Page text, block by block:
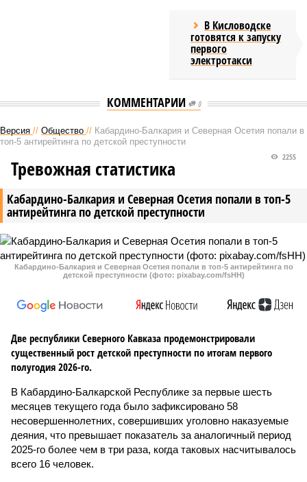
В Кисловодске
готовятся к запуску
первого
электротакси
КОММЕНТАРИИ 0
Версия // Общество // Кабардино-Балкария и Северная Осетия попали в
топ-5 антирейтинга по детской преступности
Кабардино-Балкария и Северная Осетия попали в топ-5
антирейтинга по детской преступности
2255
Тревожная статистика
Кабардино-Балкария и Северная Осетия попали в топ-5 антирейтинга по
детской преступности (фото: pixabay.com/fsHH)
Две республики Северного Кавказа продемонстрировали
существенный рост детской преступности по итогам первого
полугодия 2026-го.
В Кабардино-Балкарской Республике за первые шесть
месяцев текущего года было зафиксировано 58
несовершеннолетних, совершивших уголовно наказуемые
деяния, что превышает показатель за аналогичный период
2025-го более чем в три раза, когда таковых насчитывалось
всего 16 человек.